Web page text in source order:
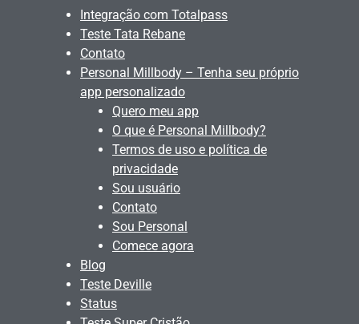
Integração com Totalpass
Teste Tata Rebane
Contato
Personal Millbody – Tenha seu próprio
app personalizado
Quero meu app
O que é Personal Millbody?
Termos de uso e política de
privacidade
Sou usuário
Contato
Sou Personal
Comece agora
Blog
Teste Deville
Status